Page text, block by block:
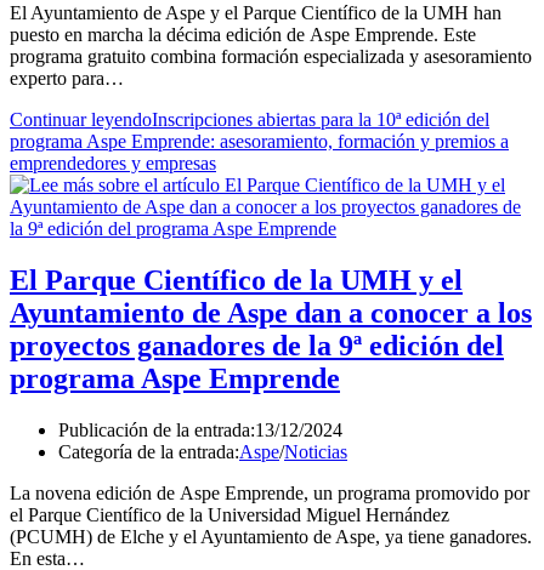
El Ayuntamiento de Aspe y el Parque Científico de la UMH han
puesto en marcha la décima edición de Aspe Emprende. Este
programa gratuito combina formación especializada y asesoramiento
experto para…
Continuar leyendoInscripciones abiertas para la 10ª edición del
programa Aspe Emprende: asesoramiento, formación y premios a
emprendedores y empresas
El Parque Científico de la UMH y el
Ayuntamiento de Aspe dan a conocer a los
proyectos ganadores de la 9ª edición del
programa Aspe Emprende
Publicación de la entrada:13/12/2024
Categoría de la entrada:Aspe/Noticias
La novena edición de Aspe Emprende, un programa promovido por
el Parque Científico de la Universidad Miguel Hernández
(PCUMH) de Elche y el Ayuntamiento de Aspe, ya tiene ganadores.
En esta…